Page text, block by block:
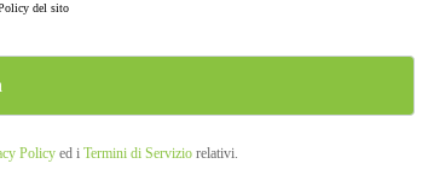
del sito
Policy ed iTermini di Servizio relativi.